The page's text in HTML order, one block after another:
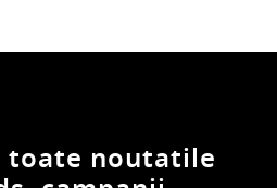
toate noutatile